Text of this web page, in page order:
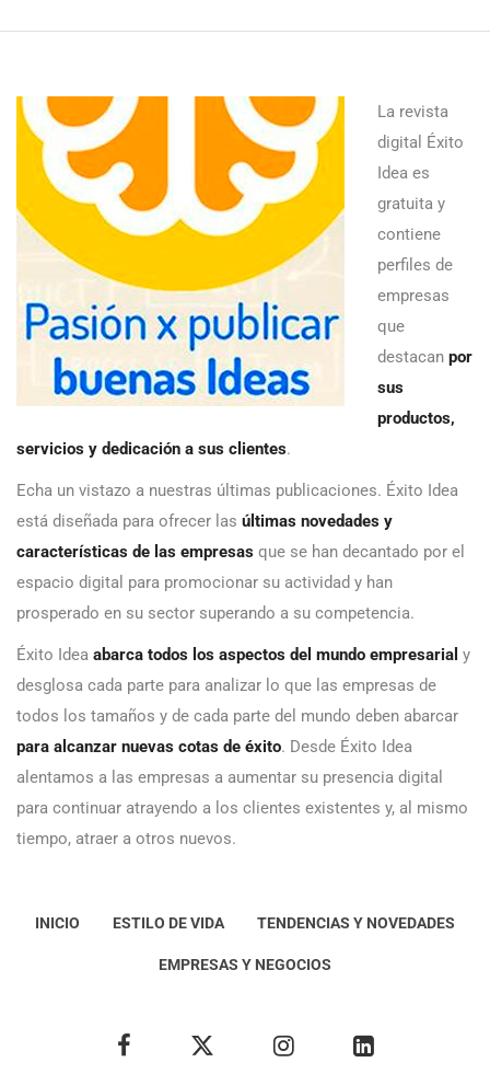
La revista
digital Éxito
Idea es
gratuita y
contiene
perfiles de
empresas
que
destacan por
sus
productos,
servicios y dedicación a sus clientes.
Echa un vistazo a nuestras últimas publicaciones. Éxito Idea
está diseñada para ofrecer las últimas novedades y
características de las empresas que se han decantado por el
espacio digital para promocionar su actividad y han
prosperado en su sector superando a su competencia.
Éxito Idea abarca todos los aspectos del mundo empresarial y
desglosa cada parte para analizar lo que las empresas de
todos los tamaños y de cada parte del mundo deben abarcar
para alcanzar nuevas cotas de éxito. Desde Éxito Idea
alentamos a las empresas a aumentar su presencia digital
para continuar atrayendo a los clientes existentes y, al mismo
tiempo, atraer a otros nuevos.
INICIO ESTILO DE VIDA TENDENCIAS Y NOVEDADES
EMPRESAS Y NEGOCIOS